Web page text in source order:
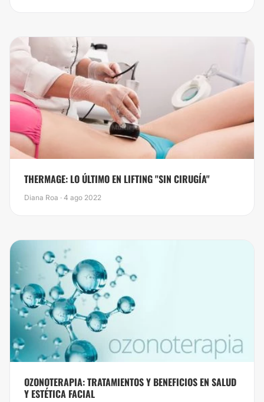
​THERMAGE: LO ÚLTIMO EN LIFTING "SIN CIRUGÍA"
Diana Roa · 4 ago 2022
OZONOTERAPIA: TRATAMIENTOS Y BENEFICIOS EN SALUD
Y ESTÉTICA FACIAL